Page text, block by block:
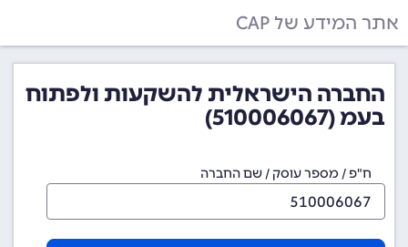
אתר המידע של CAP
החברה הישראלית להשקעות ולפתוח
בעמ (510006067)
ח"פ / מספר עוסק / שם החברה